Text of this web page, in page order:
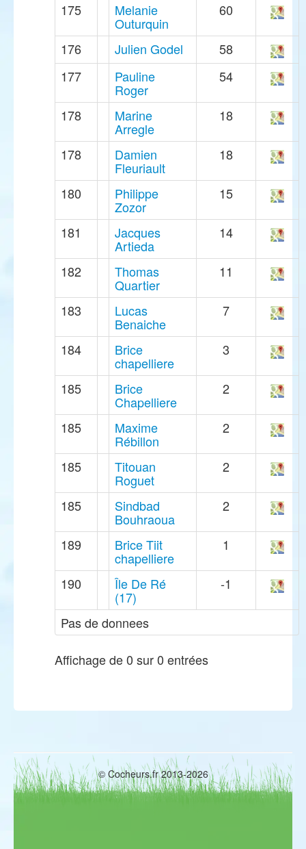
175 Melanie
Outurquin
60
176 Julien Godel
58
177
Pauline
Roger
54
178 Marine
Arregle
18
178 Damien
Fleuriault
18
180 Philippe
Zozor
15
181 Jacques
Artieda
14
182 Thomas
Quartier
11
183 Lucas
Benaiche
7
184 Brice
chapelliere
3
185 Brice
Chapelliere
2
185 Maxime
Rébillon
2
185 Titouan
Roguet
2
185 Sindbad
Bouhraoua
2
189 Brice Tiit
chapelliere
1
190 Île De Ré
(17)
-1
Pas de donnees
Affichage de 0 sur 0 entrées
© Cocheurs.fr 2013-2026